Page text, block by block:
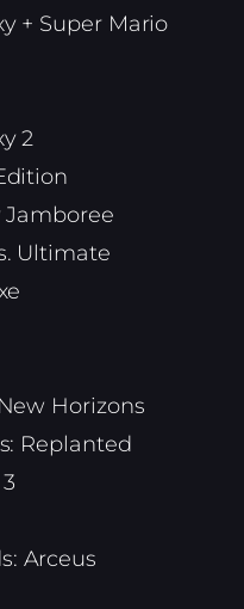
+ Super Mario
2
Jamboree
Ultimate
Horizons
Replanted
Arceus